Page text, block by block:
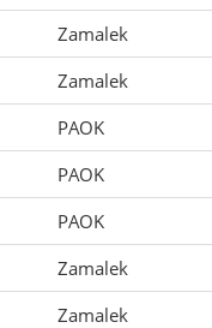
Zamalek
Zamalek
PAOK
PAOK
PAOK
Zamalek
Zamalek